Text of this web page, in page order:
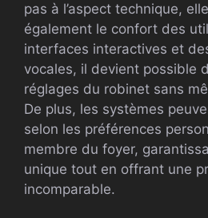
pas à l’aspect technique,
également le confort des
interfaces interactives et
vocales, il devient possible
réglages du robinet sans
De plus, les systèmes
selon les préférences
membre du foyer,
unique tout en offrant une
incomparable.